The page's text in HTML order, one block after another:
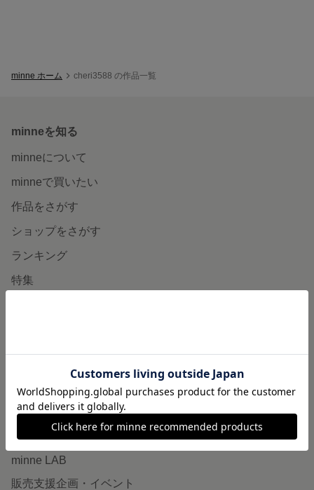
minne ホーム cheri3588 の作品一覧
minneを知る
minneについて
minneで買いたい
作品をさがす
ショップをさがす
ランキング
特集
ヴィンテージ販売
ダウンロード販売
minne PLUS
minne LAB
販売支援企画・イベント